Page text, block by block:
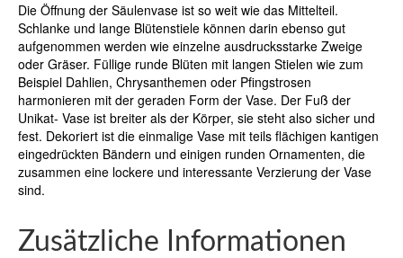
Die Öffnung der Säulenvase ist so weit wie das Mittelteil.
Schlanke und lange Blütenstiele können darin ebenso gut
aufgenommen werden wie einzelne ausdrucksstarke Zweige
oder Gräser. Füllige runde Blüten mit langen Stielen wie zum
Beispiel Dahlien, Chrysanthemen oder Pfingstrosen
harmonieren mit der geraden Form der Vase. Der Fuß der
Unikat- Vase ist breiter als der Körper, sie steht also sicher und
fest. Dekoriert ist die einmalige Vase mit teils flächigen kantigen
eingedrückten Bändern und einigen runden Ornamenten, die
zusammen eine lockere und interessante Verzierung der Vase
sind.
Zusätzliche Informationen